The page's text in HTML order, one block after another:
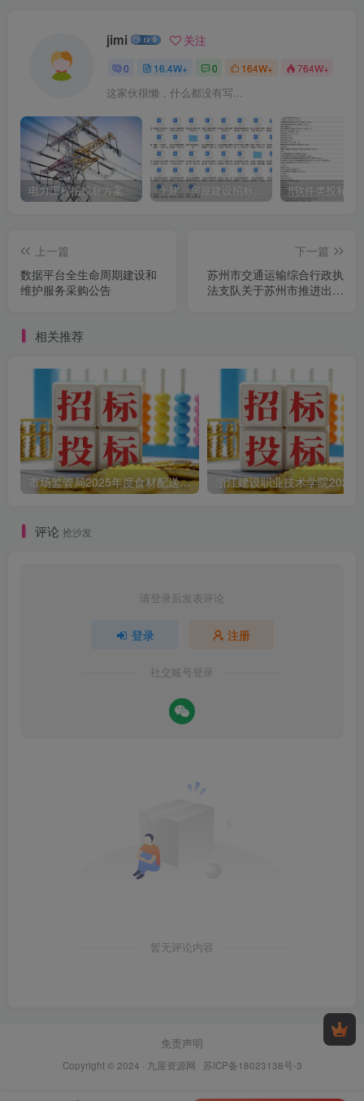
jimi 关注
0 16.4W+ 0 164W+ 764W+
这家伙很懒，什么都没有写...
电力工程招投标方案模板 土建、房屋建设招标文件标书模板 it软件类投标书
上一篇
数据平台全生命周期建设和
维护服务采购公告
下一篇
苏州市交通运输综合行政执
法支队关于苏州市推进出租
相关推荐
市场监管局2025年度食材配送采购公告
评论 抢沙发
请登录后发表评论
登录 注册
社交账号登录
暂无评论内容
免责声明
Copyright © 2024 · 九屋资源网 苏ICP备18023138号-3